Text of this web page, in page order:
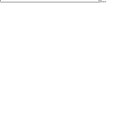
Insert